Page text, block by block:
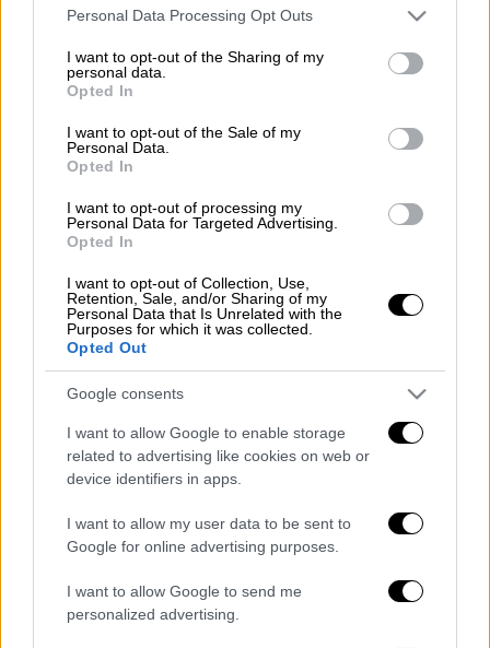
Please note that this website/app uses one or more Google
not limited to your visit or usage behaviour. You may click to
grant or deny consent to Google and its third-party tags to
use your data for below specified purposes in below Google
consent section.
Personal Data Processing Opt Outs
I want to opt-out of the Sharing of my
personal data.
Opted In
I want to opt-out of the Sale of my
Personal Data.
Opted In
I want to opt-out of processing my
Personal Data for Targeted Advertising.
Opted In
I want to opt-out of Collection, Use,
Retention, Sale, and/or Sharing of my
Personal Data that Is Unrelated with the
Purposes for which it was collected.
Opted Out
Google consents
I want to allow Google to enable storage
related to advertising like cookies on web or
device identifiers in apps.
I want to allow my user data to be sent to
Google for online advertising purposes.
I want to allow Google to send me
personalized advertising.
Τίλεμανς, η Τότεναμ απάντησε άμεσα με
γκολ του Κέιν στο 8' και με τον Ντάιερ στο
21' για το 2-1. Οι Αλεπούδες ισοφάρισαν με
τον Μάντισον στο 41' σε 2-2 αλλά το
δεύτερο ημίχρονο ήταν μονόλογος για τους
γηπεδούχους.
Ο Μπετανκούρ έγραψε το 3-2 στο 47' κι
ύστερα άρχισε η... καταιγίδα Σον. Ο
(73΄, 84΄, 88΄) διαμόρφωσε το τελικό 6-2 που
κρατάει την Τότεναμ του Αντόνιο Κόντε σε
τροχιά πρωταθλητισμού.
Της... ισοπαλίας η Νιούκαστλ
Στο μεταξύ, σε ομάδα ισοπαλιών
εξελίσσεται η Νιούκαστλ, καθώς «κόλλησε»
έμειναν για έκτο σερί ματς δίχως νίκη, τα
πέντε εκ των οποίων μάλιστα έληξαν
ισόπαλα, ενώ έχουν ηττηθεί κι απ' τη
Λίβερπουλ στις καθυστερήσεις.